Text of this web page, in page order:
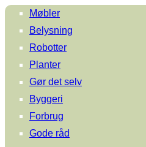
Møbler
Belysning
Robotter
Planter
Gør det selv
Byggeri
Forbrug
Gode råd